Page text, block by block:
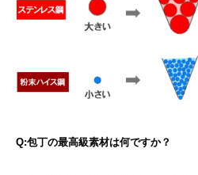
Q:包丁の最高級素材は何ですか？